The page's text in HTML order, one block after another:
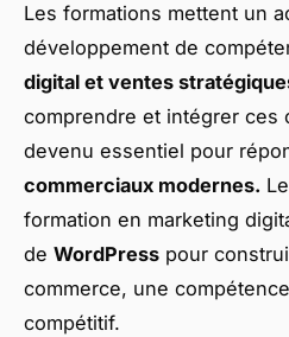
Les formations mettent un
développement de
digital et ventes
comprendre et intégrer ces
devenu essentiel pour
commerciaux modernes.
formation en marketing
de WordPress pour
commerce, une
compétitif.